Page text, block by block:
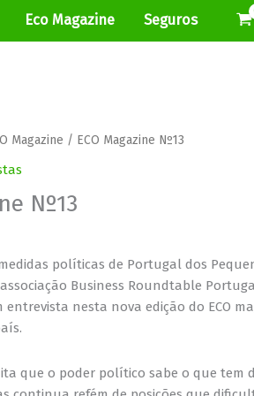
Eco Magazine Seguros
Magazine / ECO Magazine Nº13
Nº13
políticas de Portugal dos
Business Roundtable
entrevista nesta nova edição do ECO
que o poder político sabe o que tem